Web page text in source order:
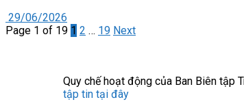
29/06/2026
Page 1 of 19 1 2 … 19 Next
Quy chế hoạt động của Ban Biên tập
tập tin tại đây